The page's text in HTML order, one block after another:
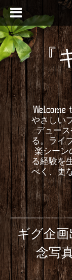
『
Welcome
やさしい
デュー
る。ライ
楽シーン
る経験を
べく、更
ギグ企
念写